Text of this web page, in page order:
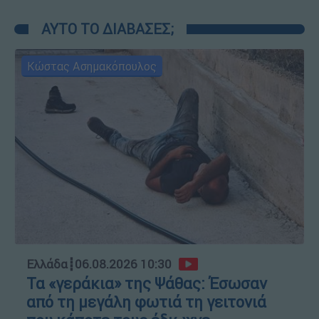
ΑΥΤΟ ΤΟ ΔΙΑΒΑΣΕΣ;
Κώστας Ασημακόπουλος
Ελλάδα┋06.08.2026 10:30
Τα «γεράκια» της Ψάθας: Έσωσαν
από τη μεγάλη φωτιά τη γειτονιά